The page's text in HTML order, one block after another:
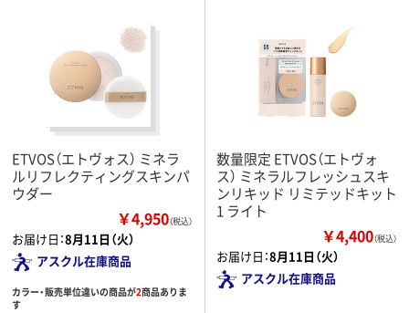
ETVOS（エトヴォス） ミネラ
ルリフレクティングスキンパ
ウダー
￥4,950（税込）
お届け日：8月11日（火）
アスクル在庫商品
カラー・販売単位違いの商品が2商品ありま
す
数量限定 ETVOS（エトヴォ
ス） ミネラルフレッシュスキ
ンリキッド リミテッドキット
1 ライト
￥4,400（税込）
お届け日：8月11日（火）
アスクル在庫商品